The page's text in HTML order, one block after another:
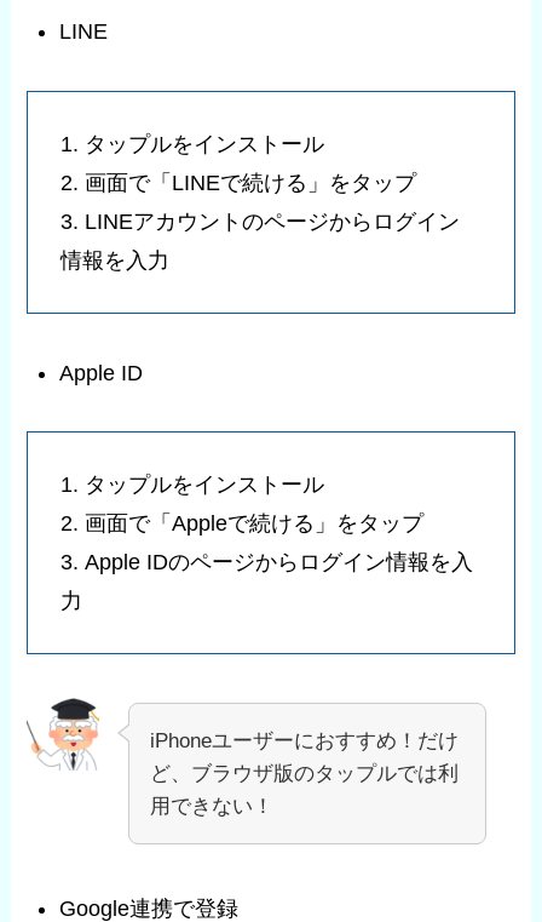
LINE
1. タップルをインストール
2. 画面で「LINEで続ける」をタップ
3. LINEアカウントのページからログイン
情報を入力
Apple ID
1. タップルをインストール
2. 画面で「Appleで続ける」をタップ
3. Apple IDのページからログイン情報を入
力
iPhoneユーザーにおすすめ！だけ
ど、ブラウザ版のタップルでは利
用できない！
Google連携で登録